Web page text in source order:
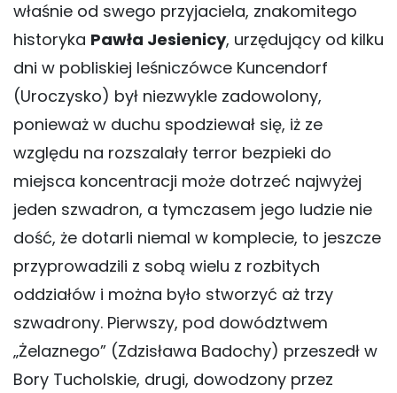
właśnie od swego przyjaciela, znakomitego
historyka Pawła Jesienicy, urzędujący od kilku
dni w pobliskiej leśniczówce Kuncendorf
(Uroczysko) był niezwykle zadowolony,
ponieważ w duchu spodziewał się, iż ze
względu na rozszalały terror bezpieki do
miejsca koncentracji może dotrzeć najwyżej
jeden szwadron, a tymczasem jego ludzie nie
dość, że dotarli niemal w komplecie, to jeszcze
przyprowadzili z sobą wielu z rozbitych
oddziałów i można było stworzyć aż trzy
szwadrony. Pierwszy, pod dowództwem
„Żelaznego” (Zdzisława Badochy) przeszedł w
Bory Tucholskie, drugi, dowodzony przez